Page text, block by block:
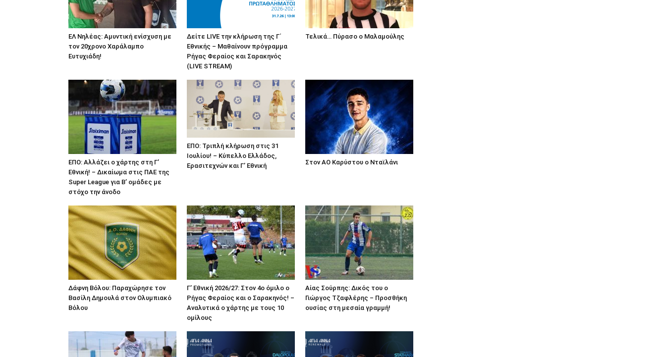
ΕΛ Νηλέας: Αμυντική ενίσχυση με
τον 20χρονο Χαράλαμπο
Ευτυχιάδη!
Δείτε LIVE την κλήρωση της Γ΄
Εθνικής – Μαθαίνουν πρόγραμμα
Ρήγας Φεραίος και Σαρακηνός
(LIVE STREAM)
Τελικά… Πύρασο ο Μαλαμούλης
ΕΠΟ: Αλλάζει ο χάρτης στη Γ’
Εθνική! – Δικαίωμα στις ΠΑΕ της
Super League για Β’ ομάδες με
στόχο την άνοδο
ΕΠΟ: Τριπλή κλήρωση στις 31
Ιουλίου! – Κύπελλο Ελλάδος,
Ερασιτεχνών και Γ’ Εθνική
Στον ΑΟ Καρύστου ο Νταϊλάνι
Δάφνη Βόλου: Παραχώρησε τον
Βασίλη Δημουλά στον Ολυμπιακό
Βόλου
Γ’ Εθνική 2026/27: Στον 4ο όμιλο ο
Ρήγας Φεραίος και ο Σαρακηνός! –
Αναλυτικά ο χάρτης με τους 10
ομίλους
Αίας Σούρπης: Δικός του ο
Γιώργος Τζαφλέρης – Προσθήκη
ουσίας στη μεσαία γραμμή!